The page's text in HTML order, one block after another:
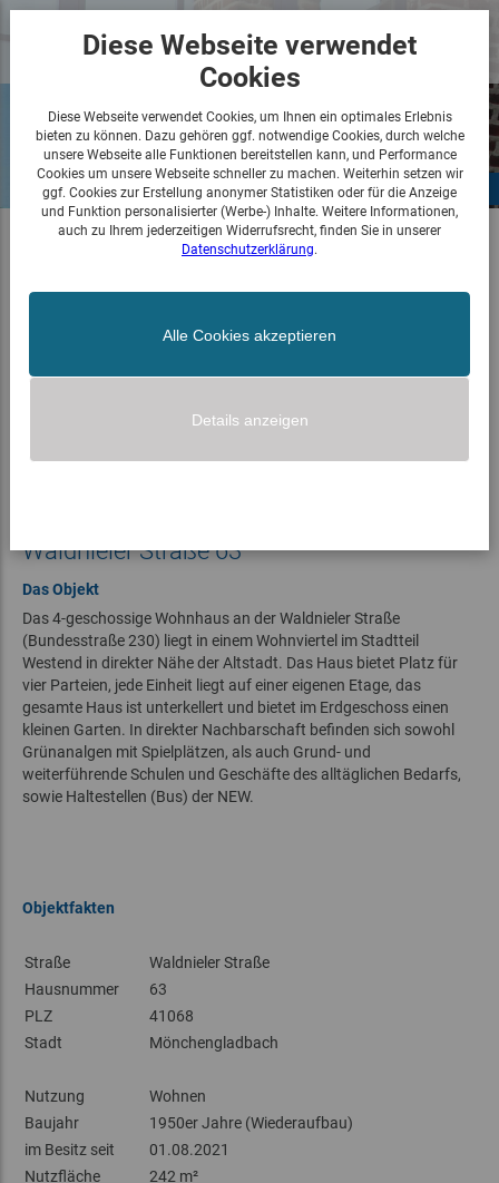
Diese Webseite verwendet
Cookies
Diese Webseite verwendet Cookies, um Ihnen ein optimales Erlebnis
bieten zu können. Dazu gehören ggf. notwendige Cookies, durch welche
unsere Webseite alle Funktionen bereitstellen kann, und Performance
Cookies um unsere Webseite schneller zu machen. Weiterhin setzen wir
ggf. Cookies zur Erstellung anonymer Statistiken oder für die Anzeige
und Funktion personalisierter (Werbe-) Inhalte. Weitere Informationen,
auch zu Ihrem jederzeitigen Widerrufsrecht, finden Sie in unserer
Datenschutzerklärung.
Alle Cookies akzeptieren
Details anzeigen
‹ Zurück zu Wohnen
Waldnieler Straße 63
Das Objekt
Das 4-geschossige Wohnhaus an der Waldnieler Straße
(Bundesstraße 230) liegt in einem Wohnviertel im Stadtteil
Westend in direkter Nähe der Altstadt. Das Haus bietet Platz für
vier Parteien, jede Einheit liegt auf einer eigenen Etage, das
gesamte Haus ist unterkellert und bietet im Erdgeschoss einen
kleinen Garten. In direkter Nachbarschaft befinden sich sowohl
Grünanalgen mit Spielplätzen, als auch Grund- und
weiterführende Schulen und Geschäfte des alltäglichen Bedarfs,
sowie Haltestellen (Bus) der NEW.
Objektfakten
Straße
Waldnieler Straße
Hausnummer
63
PLZ
41068
Stadt
Mönchengladbach
Nutzung
Wohnen
Baujahr
1950er Jahre (Wiederaufbau)
im Besitz seit
01.08.2021
Nutzfläche
242 m²